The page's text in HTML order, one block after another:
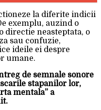
la diferite indicii
exemplu, auzind o
directie neasteptata, o
sau confuzie,
ideile ei despre
umane.
de semnale sonore
stapanilor lor,
mentala” a